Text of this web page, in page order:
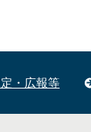
・広報等